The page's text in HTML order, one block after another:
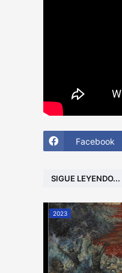
Facebook
SIGUE LEYENDO...
2023